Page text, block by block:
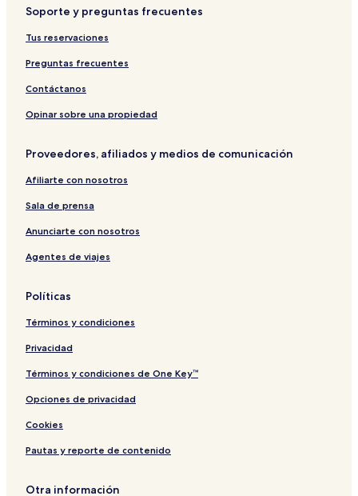
Soporte y preguntas frecuentes
Tus reservaciones
Preguntas frecuentes
Contáctanos
Opinar sobre una propiedad
Proveedores, afiliados y medios de comunicación
Afiliarte con nosotros
Sala de prensa
Anunciarte con nosotros
Agentes de viajes
Políticas
Términos y condiciones
Privacidad
Términos y condiciones de One Key™
Opciones de privacidad
Cookies
Pautas y reporte de contenido
Otra información